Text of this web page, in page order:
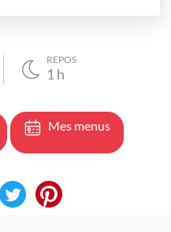
REPOS
1 h
Mes menus